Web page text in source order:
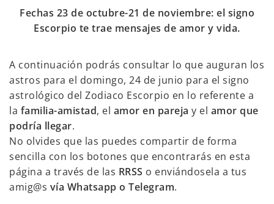
Fechas 23 de octubre-21 de noviembre: el signo
Escorpio te trae mensajes de amor y vida.
A continuación podrás consultar lo que auguran los
astros para el domingo, 24 de junio para el signo
astrológico del Zodiaco Escorpio en lo referente a
la familia-amistad, el amor en pareja y el amor que
podría llegar.
No olvides que las puedes compartir de forma
sencilla con los botones que encontrarás en esta
página a través de las RRSS o enviándosela a tus
amig@s vía Whatsapp o Telegram.